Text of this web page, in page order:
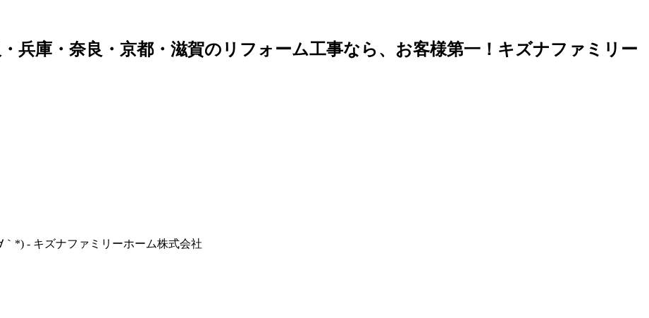
兵庫・奈良・京都・滋賀のリフォーム工事なら、お客様第一！キズナファミリー
*) - キズナファミリーホーム株式会社